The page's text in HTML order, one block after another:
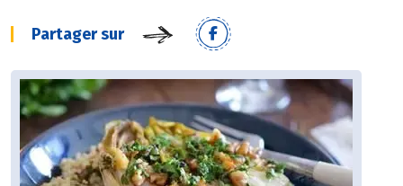
Partager sur